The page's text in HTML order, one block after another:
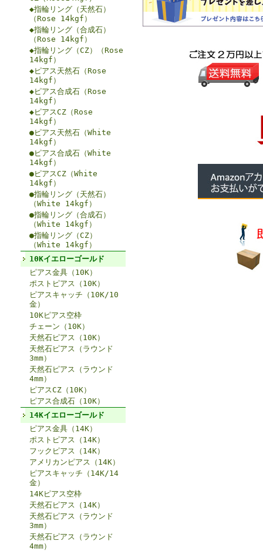
◆指輪リング（天然石）
（Rose 14kgf）
◆指輪リング（合成石）
（Rose 14kgf）
◆指輪リング（CZ）（Rose
14kgf）
◆ピアス天然石（Rose
14kgf）
◆ピアス合成石（Rose
14kgf）
◆ピアスCZ（Rose
14kgf）
●ピアス天然石（White
14kgf）
●ピアス合成石（White
14kgf）
●ピアスCZ（White
14kgf）
●指輪リング（天然石）
（White 14kgf）
●指輪リング（合成石）
（White 14kgf）
●指輪リング（CZ）
（White 14kgf）
10Kイエローゴールド
ピアス金具（10K）
ポストピアス（10K）
ピアスキャッチ（10K/10
金）
10Kピアス空枠
チェーン（10K）
天然石ピアス（10K）
天然石ピアス（ラウンド
3mm）
天然石ピアス（ラウンド
4mm）
ピアスCZ（10K）
ピアス合成石（10K）
14Kイエローゴールド
ピアス金具（14K）
ポストピアス（14K）
フックピアス（14K）
アメリカンピアス（14K）
ピアスキャッチ（14K/14
金）
14Kピアス空枠
天然石ピアス（14K）
天然石ピアス（ラウンド
3mm）
天然石ピアス（ラウンド
4mm）